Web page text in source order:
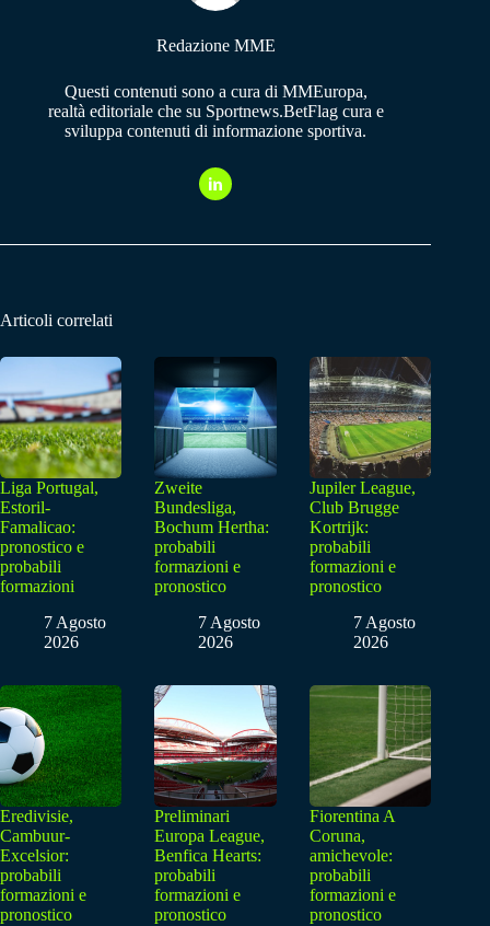
Redazione MME
Questi contenuti sono a cura di MMEuropa,
realtà editoriale che su Sportnews.BetFlag cura e
sviluppa contenuti di informazione sportiva.
Articoli correlati
Liga Portugal,
Estoril-
Famalicao:
pronostico e
probabili
formazioni
7 Agosto
2026
Zweite
Bundesliga,
Bochum Hertha:
probabili
formazioni e
pronostico
7 Agosto
2026
Jupiler League,
Club Brugge
Kortrijk:
probabili
formazioni e
pronostico
7 Agosto
2026
Eredivisie,
Cambuur-
Excelsior:
probabili
formazioni e
pronostico
Preliminari
Europa League,
Benfica Hearts:
probabili
formazioni e
pronostico
Fiorentina A
Coruna,
amichevole:
probabili
formazioni e
pronostico